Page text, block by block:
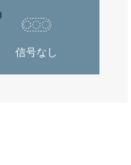
信号なし